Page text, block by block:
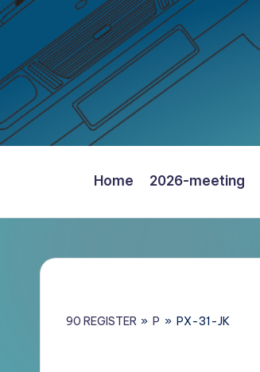
naar
de
inhoud
90
Nederland
Home 2026-meeting
90 REGISTER » P » PX-31-JK